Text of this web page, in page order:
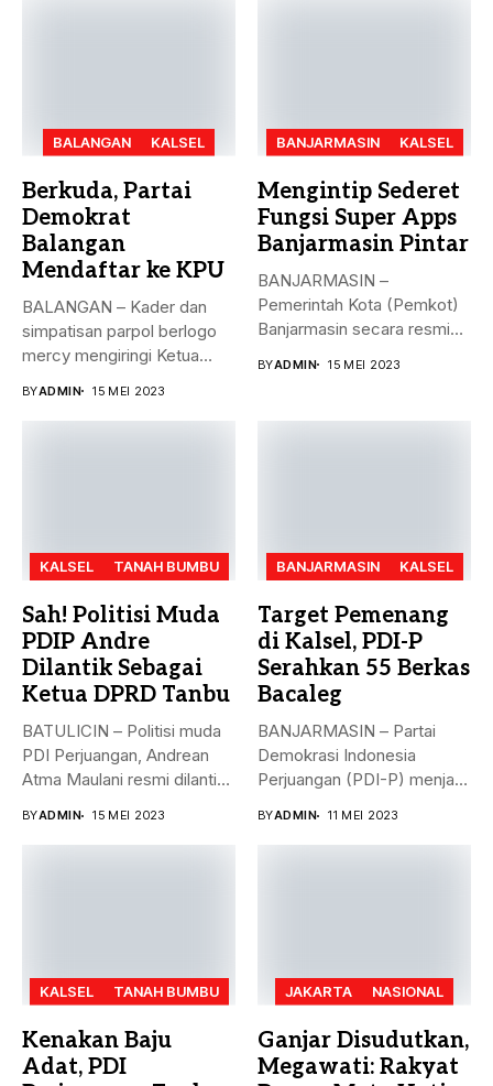
BALANGAN KALSEL
Berkuda, Partai
Demokrat
Balangan
Mendaftar ke KPU
BALANGAN – Kader dan
simpatisan parpol berlogo
mercy mengiringi Ketua
BYADMIN 15 MEI 2023
BANJARMASIN KALSEL
Mengintip Sederet
Fungsi Super Apps
Banjarmasin Pintar
BANJARMASIN –
Pemerintah Kota (Pemkot)
Banjarmasin secara resmi
BYADMIN 15 MEI 2023
KALSEL TANAH BUMBU
Sah! Politisi Muda
PDIP Andre
Dilantik Sebagai
Ketua DPRD Tanbu
BATULICIN – Politisi muda
PDI Perjuangan, Andrean
Atma Maulani resmi dilantik
BYADMIN 15 MEI 2023
BANJARMASIN KALSEL
Target Pemenang
di Kalsel, PDI-P
Serahkan 55 Berkas
Bacaleg
BANJARMASIN – Partai
Demokrasi Indonesia
Perjuangan (PDI-P) menjadi
BYADMIN 11 MEI 2023
KALSEL TANAH BUMBU
Kenakan Baju
Adat, PDI
JAKARTA NASIONAL
Ganjar Disudutkan,
Megawati: Rakyat